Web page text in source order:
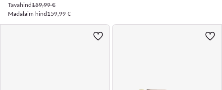
Tavahind159,99 €
Madalaim hind159,99 €